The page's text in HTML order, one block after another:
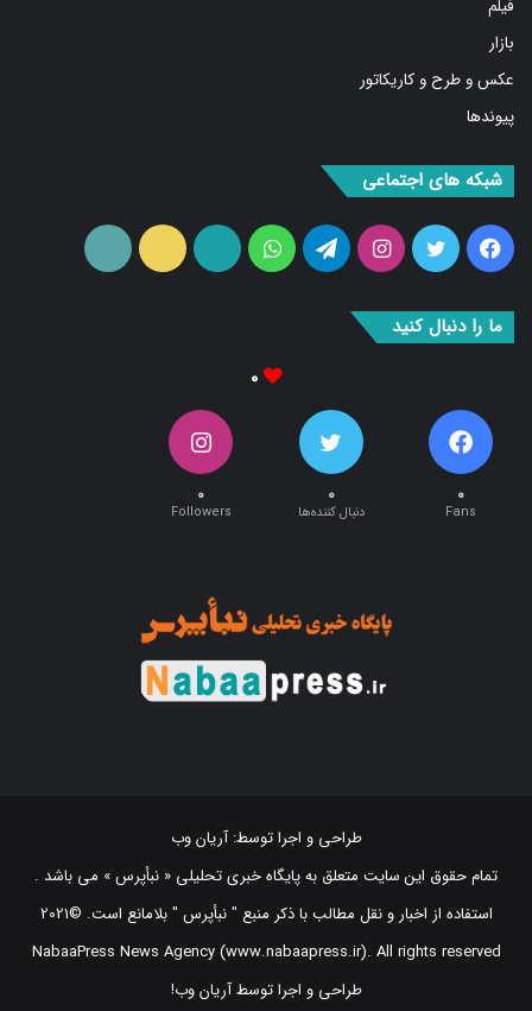
بازار
عکس و طرح و کاریکاتور
پیوندها
فیس
بوک
توییتراینستاگرامتلگرامواتس
آپ
آپارات ایتا
تمام حقوق این سایت متعلق به پایگاه خبری تحلیلی « نبأپرس » می باشد .
استفاده از اخبار و نقل مطالب با ذکر منبع "‌ نبأپرس " بلامانع است. ©2021
NabaaPress News Agency (www.nabaapress.ir). All rights reserved
طراحی و اجرا توسط آریان وب!